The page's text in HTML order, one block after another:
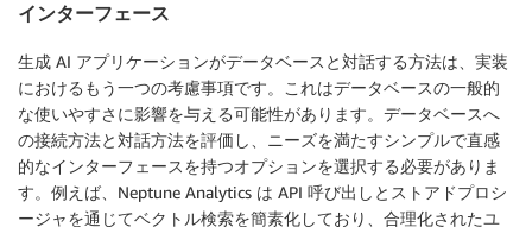
インターフェース
生成 AI アプリケーションがデータベースと対話する方法は、実装
におけるもう一つの考慮事項です。これはデータベースの一般的
な使いやすさに影響を与える可能性があります。データベースへ
の接続方法と対話方法を評価し、ニーズを満たすシンプルで直感
的なインターフェースを持つオプションを選択する必要がありま
す。例えば、Neptune Analytics は API 呼び出しとストアドプロシ
ージャを通じてベクトル検索を簡素化しており、合理化されたユ